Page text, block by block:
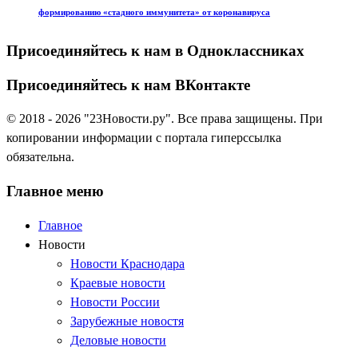
формированию «стадного иммунитета» от коронавируса
Присоединяйтесь к нам в Одноклассниках
Присоединяйтесь к нам ВКонтакте
© 2018 - 2026 "23Новости.ру". Все права защищены. При
копировании информации с портала гиперссылка
обязательна.
Главное меню
Главное
Новости
Новости Краснодара
Краевые новости
Новости России
Зарубежные новостя
Деловые новости